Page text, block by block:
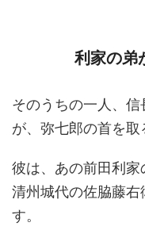
利家の弟
そのうちの一人、
が、弥七郎の首を取
彼は、あの前田利
清州城代の佐脇藤
す。